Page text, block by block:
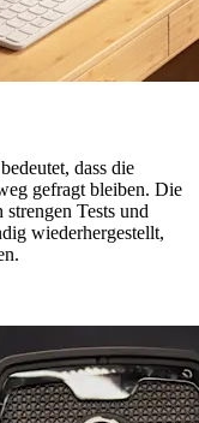
dass die
gefragt bleiben. Die
Tests und
wiederhergestellt,